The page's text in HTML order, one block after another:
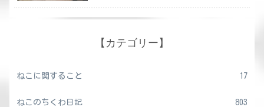
【カテゴリー】
ねこに関すること 17
ねこのちくわ日記 803